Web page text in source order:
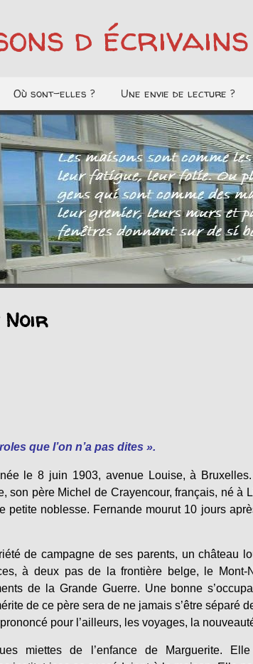
d écrivains
Où sont-elles ? Une envie de lecture ?
Noir
que l’on n’a pas dites ».
le 8 juin 1903, avenue Louise, à
son père Michel de Crayencour, français, né à
petite noblesse. Fernande mourut 10 jours
de campagne de ses parents, un château
à deux pas de la frontière belge, le Mont-
de la Grande Guerre. Une bonne
de ce père sera de ne jamais s’être séparé
pour l’ailleurs, les voyages, la
miettes de l’enfance de Marguerite.